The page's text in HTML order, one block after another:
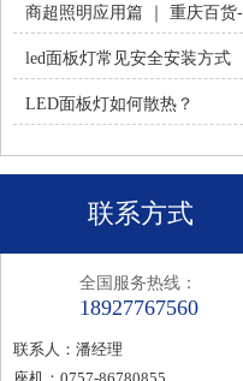
led面板灯常见安全安装方式
LED面板灯如何散热？
联系方式
全国服务热线：
18927767560
联系人：潘经理